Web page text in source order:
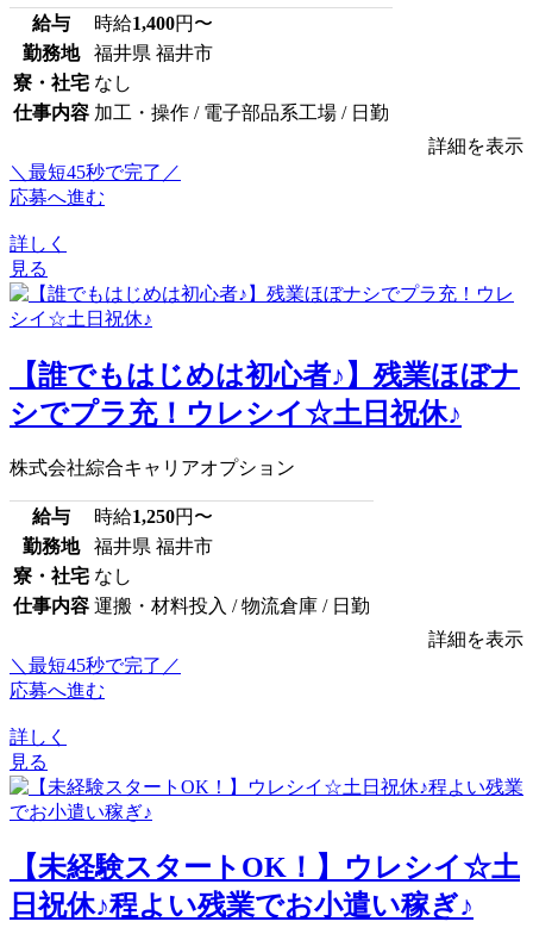
給与 時給1,400円〜
勤務地
福井県 福井市
寮・社宅 なし
仕事内容 加工・操作 / 電子部品系工場 / 日勤
詳細を表示
＼最短45秒で完了／
応募へ進む
詳しく
見る
【誰でもはじめは初心者♪】残業ほぼナ
シでプラ充！ウレシイ☆土日祝休♪
株式会社綜合キャリアオプション
給与 時給1,250円〜
勤務地
福井県 福井市
寮・社宅 なし
仕事内容 運搬・材料投入 / 物流倉庫 / 日勤
詳細を表示
＼最短45秒で完了／
応募へ進む
詳しく
見る
【未経験スタートOK！】ウレシイ☆土
日祝休♪程よい残業でお小遣い稼ぎ♪